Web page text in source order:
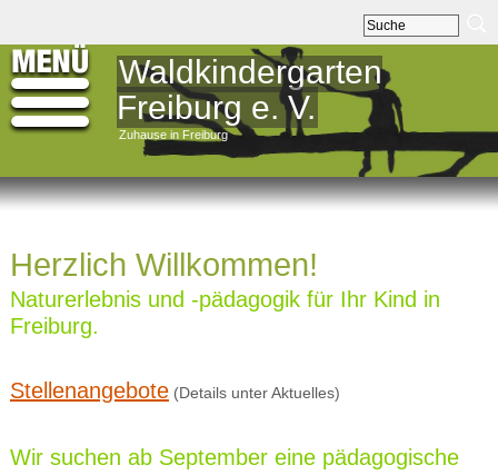
Waldkindergarten
Freiburg e. V.
Zuhause in Freiburg
Herzlich Willkommen!
Naturerlebnis und -pädagogik für Ihr Kind in
Freiburg.
Stellenangebote(Details unter Aktuelles)
Wir suchen ab September eine pädagogische